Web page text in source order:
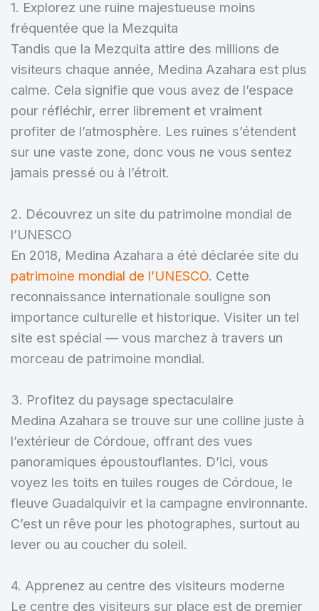
1. Explorez une ruine majestueuse moins
fréquentée que la Mezquita
Tandis que la Mezquita attire des millions de
visiteurs chaque année, Medina Azahara est plus
calme. Cela signifie que vous avez de l’espace
pour réfléchir, errer librement et vraiment
profiter de l’atmosphère. Les ruines s’étendent
sur une vaste zone, donc vous ne vous sentez
jamais pressé ou à l’étroit.
2. Découvrez un site du patrimoine mondial de
l’UNESCO
En 2018, Medina Azahara a été déclarée site du
patrimoine mondial de l’UNESCO. Cette
reconnaissance internationale souligne son
importance culturelle et historique. Visiter un tel
site est spécial — vous marchez à travers un
morceau de patrimoine mondial.
3. Profitez du paysage spectaculaire
Medina Azahara se trouve sur une colline juste à
l’extérieur de Córdoue, offrant des vues
panoramiques époustouflantes. D’ici, vous
voyez les toits en tuiles rouges de Córdoue, le
fleuve Guadalquivir et la campagne environnante.
C’est un rêve pour les photographes, surtout au
lever ou au coucher du soleil.
4. Apprenez au centre des visiteurs moderne
Le centre des visiteurs sur place est de premier